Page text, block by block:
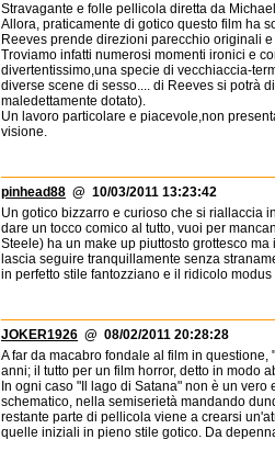
Stravagante e folle pellicola diretta da
Allora, praticamente di gotico questo film ha
Reeves prende direzioni parecchio originali
Troviamo infatti numerosi momenti ironici e
divertentissimo,una specie di vecchiaccia-
diverse scene di sesso.... di Reeves si potrà
maledettamente dotato).
Un lavoro particolare e piacevole,non
visione.
pinhead88 @ 10/03/2011 13:23:42
Un gotico bizzarro e curioso che si riallaccia
dare un tocco comico al tutto, vuoi per
Steele) ha un make up piuttosto grottesco
lascia seguire tranquillamente senza
in perfetto stile fantozziano e il ridicolo
JOKER1926 @ 08/02/2011 20:28:28
A far da macabro fondale al film in
anni; il tutto per un film horror, detto in modo
In ogni caso "Il lago di Satana" non è un
schematico, nella semiserietà mandando
restante parte di pellicola viene a crearsi
quelle iniziali in pieno stile gotico. Da